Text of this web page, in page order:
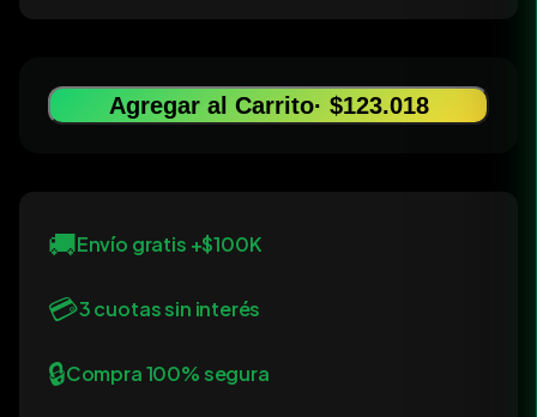
Agregar al Carrito· $123.018
🚚Envío gratis +$100K
💳3 cuotas sin interés
🔒Compra 100% segura